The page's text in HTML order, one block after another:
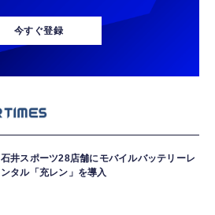
今すぐ登録
石井スポーツ28店舗にモバイルバッテリーレ
ンタル「充レン」を導入